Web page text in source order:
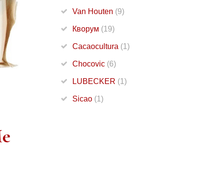
Van Houten (9)
Кворум (19)
Cacaocultura (1)
Chocovic (6)
LUBECKER (1)
Sicao (1)